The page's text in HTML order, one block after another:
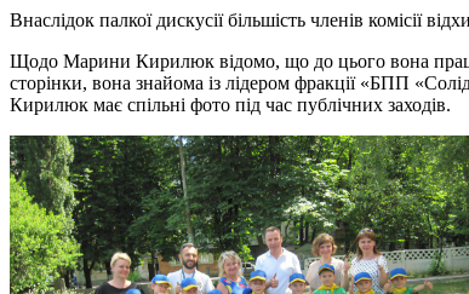
Внаслідок палкої дискусії більшість членів комісії
Щодо Марини Кирилюк відомо, що до цього вона
сторінки, вона знайома із лідером фракції «БПП
Кирилюк має спільні фото під час публічних заходів.